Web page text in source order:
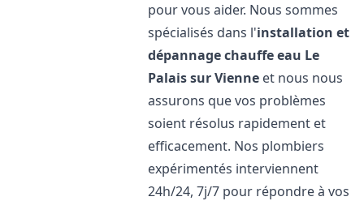
pour vous aider. Nous sommes
spécialisés dans l'installation et
dépannage chauffe eau Le
Palais sur Vienne et nous nous
assurons que vos problèmes
soient résolus rapidement et
efficacement. Nos plombiers
expérimentés interviennent
24h/24, 7j/7 pour répondre à vos